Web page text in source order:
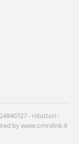
- riduttori -
bywww.omnilink.it